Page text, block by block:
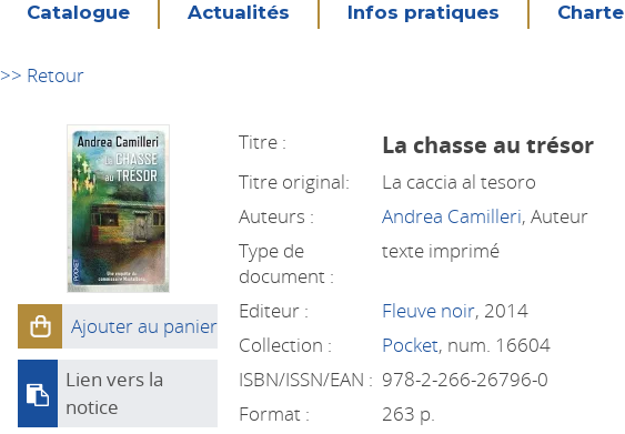
Catalogue Actualités Infos pratiques Charte
>> Retour
Ajouter au panier
Lien vers la
notice
Titre : La chasse au trésor
Titre original:
La caccia al tesoro
Auteurs :
Andrea Camilleri, Auteur
Type de
document :
texte imprimé
Editeur : Fleuve noir, 2014
Collection :
Pocket, num. 16604
ISBN/ISSN/EAN : 978-2-266-26796-0
Format :
263 p.